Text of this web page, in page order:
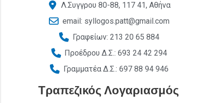
Λ.Συγγρου 80-88, 117 41, Αθήνα
email: syllogos.patt@gmail.com
Γραφείων: 213 20 65 884
Προέδρου Δ.Σ.: 693 24 42 294
Γραμματέα Δ.Σ.: 697 88 94 946
Τραπεζικός Λογαριασμός